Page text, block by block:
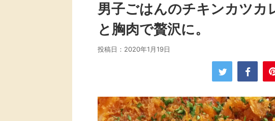
男子ごはんのチキンカツカ
と胸肉で贅沢に。
投稿日： 2020年1月19日